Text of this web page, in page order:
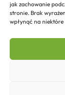
jak zachowanie
stronie. Brak
wpłynąć na
Formy
Kontakt